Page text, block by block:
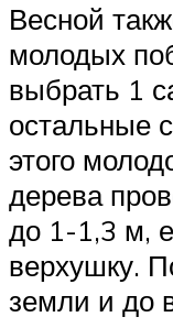
Весной
молодых
выбрать 1
остальные
этого
дерева
до 1-1,3 м,
верхушку.
земли и до